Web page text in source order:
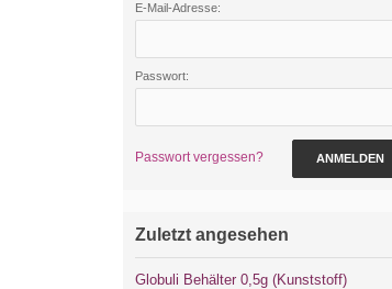
E-Mail-Adresse:
Passwort:
Passwort vergessen? ANMELDEN
Zuletzt angesehen
Globuli Behälter 0,5g (Kunststoff)